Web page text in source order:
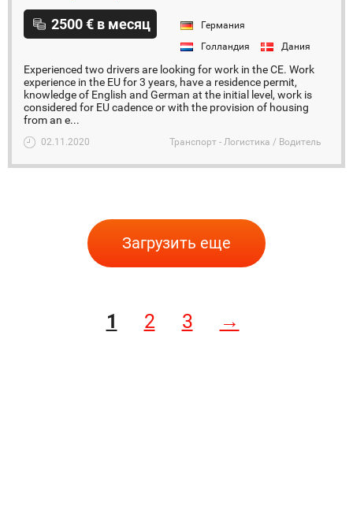
2500 € в месяц
Германия
Голландия
Дания
Experienced two drivers are looking for work in the CE. Work
experience in the EU for 3 years, have a residence permit,
knowledge of English and German at the initial level, work is
considered for EU cadence or with the provision of housing
from an e...
02.11.2020 Транспорт - Логистика / Водитель
Загрузить еще
1 2 3 →